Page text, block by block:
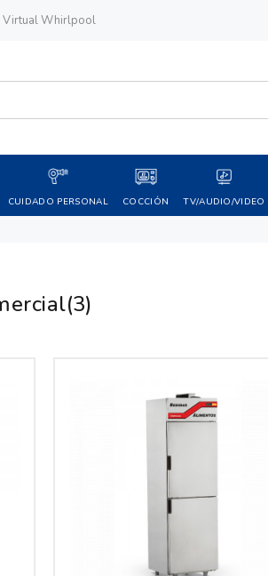
Virtual Whirlpool
CUIDADO PERSONAL COCCIÓN TV/AUDIO/VIDEO
(3)